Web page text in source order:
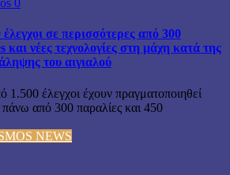
0
σε περισσότερες από 300
και νέες τεχνολογίες στη μάχη κατά της
του αιγιαλού
1.500 έλεγχοι έχουν πραγματοποιηθεί
από 300 παραλίες και 450
NEWS